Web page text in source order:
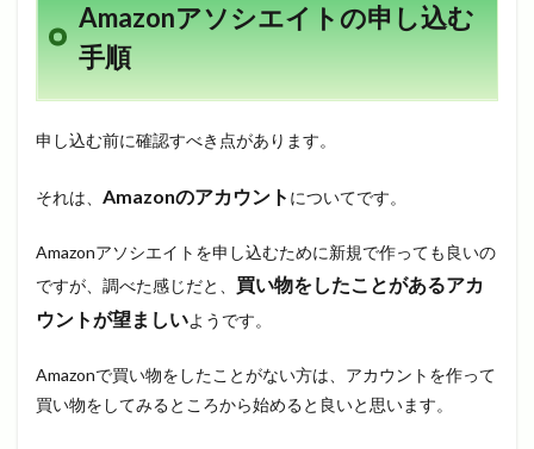
Amazonアソシエイトの申し込む
手順
申し込む前に確認すべき点があります。
それは、 Amazonのアカウント についてです。
Amazonアソシエイトを申し込むために新規で作っても良いの
ですが、調べた感じだと、 買い物をしたことがあるアカ
ウントが望ましいようです。
Amazonで買い物をしたことがない方は、アカウントを作って
買い物をしてみるところから始めると良いと思います。